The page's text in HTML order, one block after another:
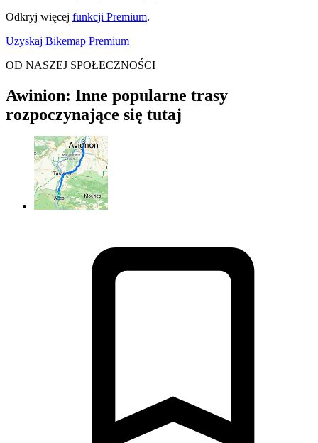
Odkryj więcej funkcji Premium.
Uzyskaj Bikemap Premium
OD NASZEJ SPOŁECZNOŚCI
Awinion: Inne popularne trasy
rozpoczynające się tutaj